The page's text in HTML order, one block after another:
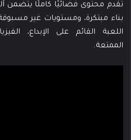
تقدم محتوى فضائيًا كاملًا يتضمن
بناء مبتكرة، ومستويات غير
اللعبة القائم على الإبداع،
الممتعة.